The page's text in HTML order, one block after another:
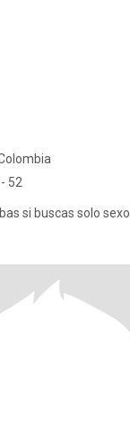
52
si buscas solo sexo.